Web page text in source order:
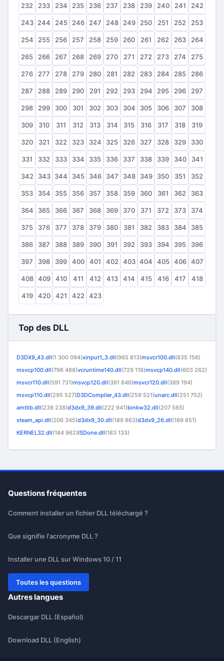
232 233 234 235 236 237 238 239 240 241 242
243 244 245 246 247 248 249 250 251 252 253
254 255 256 257 258 259 260 261 262 263 264
265 266 267 268 269 270 271 272 273 274 275
276 277 278 279 280 281 282 283 284 285 286
287 288 289 290 291 292 293 294 295 296 297
298 299 300 301 302 303 304 305 306 307 308
309 310 311 312 313 314 315 316 317 318 319
320 321 322 323 324 325 326 327 328 329 330
331 332 333 334 335 336 337 338 339 340 341
342 343 344 345 346 347 348 349 350 351 352
353 354 355 356 357 358 359 360 361 362 363
364 365 366 367 368 369 370 371 372 373 374
375 376 377 378 379 380 381 382 383 384 385
386 387 388 389 390 391 392 393 394 395 396
397 398 399 400 401 402 403 404 405 406 407
408 409 410 411 412 413 414 415 416 417 418
419 420 421 422 423
Top des DLL
D3DX9_43.dll(1 300 094)xinput1_3.dll(965 813)msvcr100.dll(835 156)
msvcp100.dll(796 488)vcruntime140.dll(729 118)msvcp140.dll(603 262)
msvcr110.dll(591 731)msvcp120.dll(391 846)msvcr120.dll(389 194)
msvcp110.dll(295 527)D3DCompiler_43.dll(259 521)unarc.dll(251 752)
amtlib.dll(239 238)d3dx9_39.dll(222 941)binkw32.dll(207 565)
steam_api.dll(206 345)d3dx9_30.dll(189 863)d3dx9_26.dll(189 651)
KERNEL32.dll(184 962)ISDone.dll(183 133)
Questions fréquentes
Comment installer un fichier DLL téléchargé ?
Que signifie l'acronyme DLL ?
Installer une DLL sur Windows 10 / 11
Toutes les questions
Autres langues
Descargar DLL (Español)
Download DLL (English)